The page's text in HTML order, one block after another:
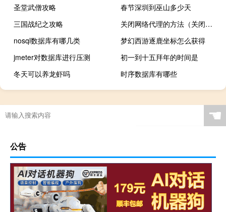
圣堂武僧攻略
春节深圳到巫山多少天
三国战纪之攻略
关闭网络代理的方法（关闭网络共享）
nosql数据库有哪几类
梦幻西游逐鹿坐标怎么获得
jmeter对数据库进行压测
初一到十五拜年的时间是
冬天可以养龙虾吗
时序数据库有哪些
☚
公告